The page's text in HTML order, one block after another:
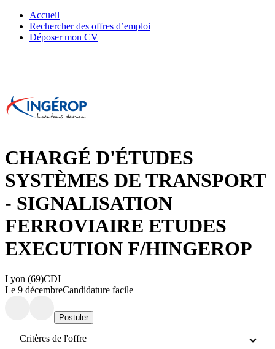
Accueil
Rechercher des offres d’emploi
Déposer mon CV
CHARGÉ D'ÉTUDES
SYSTÈMES DE TRANSPORT
- SIGNALISATION
FERROVIAIRE ETUDES
EXECUTION F/HINGEROP
Lyon (69)CDI
Le 9 décembreCandidature facile
Postuler
Critères de l'offre